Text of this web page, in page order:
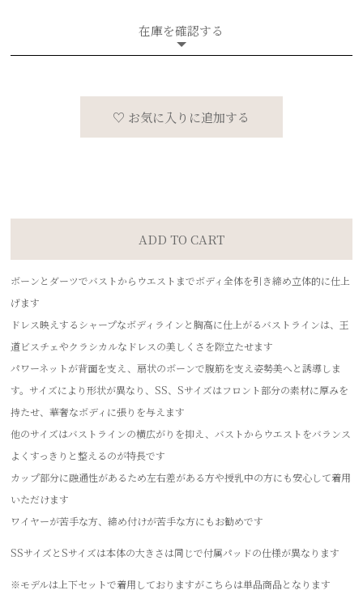
在庫を確認する
♡ お気に入りに追加する
ボーンとダーツでバストからウエストまでボディ全体を引き締め立体的に仕上
げます
ドレス映えするシャープなボディラインと胸高に仕上がるバストラインは、王
道ビスチェやクラシカルなドレスの美しくさを際立たせます
パワーネットが背面を支え、扇状のボーンで腹筋を支え姿勢美へと誘導しま
す。サイズにより形状が異なり、SS、Sサイズはフロント部分の素材に厚みを
持たせ、華奢なボディに張りを与えます
他のサイズはバストラインの横広がりを抑え、バストからウエストをバランス
よくすっきりと整えるのが特長です
カップ部分に融通性があるため左右差がある方や授乳中の方にも安心して着用
いただけます
ワイヤーが苦手な方、締め付けが苦手な方にもお勧めです
SSサイズとSサイズは本体の大きさは同じで付属パッドの仕様が異なります
※モデルは上下セットで着用しておりますがこちらは単品商品となります